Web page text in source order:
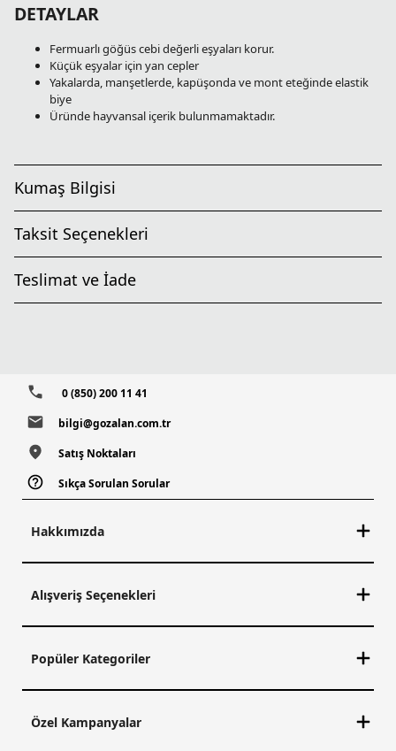
DETAYLAR
Fermuarlı göğüs cebi değerli eşyaları korur.
Küçük eşyalar için yan cepler
Yakalarda, manşetlerde, kapüşonda ve mont eteğinde elastik
biye
Üründe hayvansal içerik bulunmamaktadır.
Kumaş Bilgisi
Taksit Seçenekleri
Teslimat ve İade
0 (850) 200 11 41
bilgi@gozalan.com.tr
Satış Noktaları
Sıkça Sorulan Sorular
Hakkımızda
Alışveriş Seçenekleri
Popüler Kategoriler
Özel Kampanyalar